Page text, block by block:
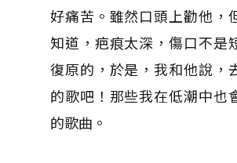
好痛苦。雖然口頭上勸他，
知道，疤痕太深，傷口不是
復原的，於是，我和他說，
的歌吧！那些我在低潮中也
的歌曲。